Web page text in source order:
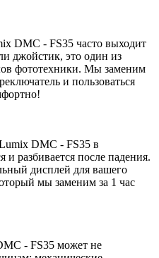
DMC - FS35 часто выходит
джойстик, это один из
фототехники. Мы заменим
и пользоваться
DMC - FS35 в
и разбивается после падения.
дисплей для вашего
мы заменим за 1 час
- FS35 может не